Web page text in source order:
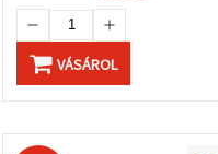
VÁSÁROL